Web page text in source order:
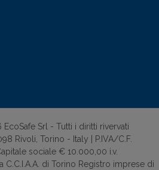
Srl - Tutti i diritti rivervati
Rivoli, Torino - Italy | P.IVA/C.F.
sociale € 10.000,00 i.v.
C.C.I.A.A. di Torino Registro imprese di